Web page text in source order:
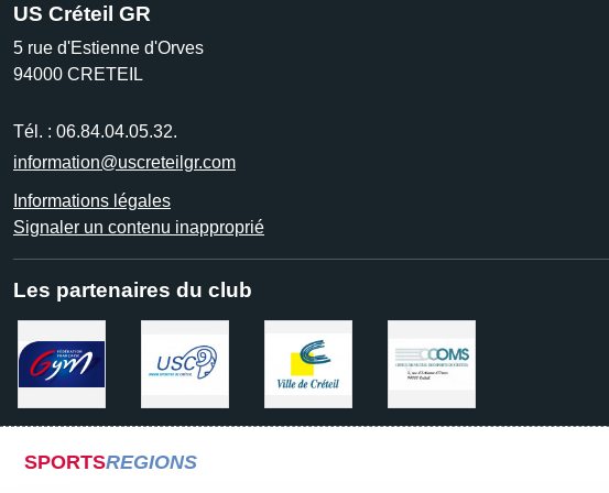
US Créteil GR
5 rue d'Estienne d'Orves
94000 CRETEIL
Tél. : 06.84.04.05.32.
information@uscreteilgr.com
Informations légales
Signaler un contenu inapproprié
Les partenaires du club
SPORTSREGIONS